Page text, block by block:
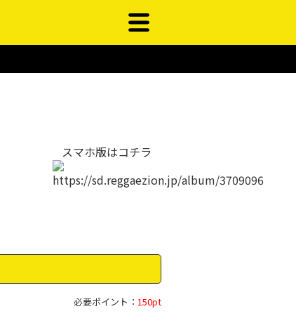
スマホ版はコチラ
必要ポイント： 150pt